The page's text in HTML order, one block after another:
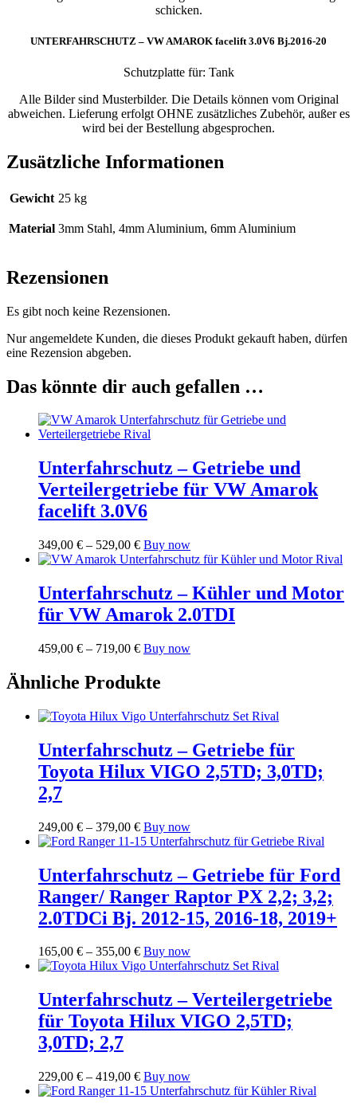
schicken.
UNTERFAHRSCHUTZ – VW AMAROK facelift 3.0V6 Bj.2016-20
Schutzplatte für: Tank
Alle Bilder sind Musterbilder. Die Details können vom Original
abweichen. Lieferung erfolgt OHNE zusätzliches Zubehör, außer es
wird bei der Bestellung abgesprochen.
Zusätzliche Informationen
Gewicht 25 kg
Material 3mm Stahl, 4mm Aluminium, 6mm Aluminium
Rezensionen
Es gibt noch keine Rezensionen.
Nur angemeldete Kunden, die dieses Produkt gekauft haben, dürfen
eine Rezension abgeben.
Das könnte dir auch gefallen …
Unterfahrschutz – Getriebe und
Verteilergetriebe für VW Amarok
facelift 3.0V6
349,00 € – 529,00 €Preisspanne:
349,00 €
529,00 €
Buy nowDieses
Produkt
mehrere
Varianten
auf.
Optionen
können
gewählt
Unterfahrschutz – Kühler und Motor
für VW Amarok 2.0TDI
459,00 € – 719,00 €Preisspanne:
bis
719,00 €
Buy nowDieses
auf.
Optionen
können
auf
werden
Ähnliche Produkte
Unterfahrschutz – Getriebe für
Toyota Hilux VIGO 2,5TD; 3,0TD;
2,7
249,00 € – 379,00 €Preisspanne:
249,00 €
379,00 €
Buy nowDieses
Produkt
mehrere
Varianten
auf.
Die
Optionen
auf
der
gewählt
werden
Unterfahrschutz – Getriebe für Ford
Ranger/ Ranger Raptor PX 2,2; 3,2;
2.0TDCi Bj. 2012-15, 2016-18, 2019+
165,00 € – 355,00 €Preisspanne:
165,00 €
355,00 €
Buy nowDieses
Produkt
mehrere
Varianten
auf.
auf
der
Unterfahrschutz – Verteilergetriebe
für Toyota Hilux VIGO 2,5TD;
3,0TD; 2,7
229,00 € – 419,00 €Preisspanne:
229,00 €
Buy nowDieses
Produkt